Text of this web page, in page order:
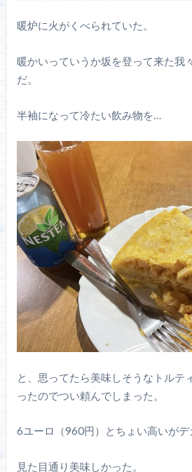
暖炉に火がくべられていた。
暖かいっていうか坂を登って来た我
だ。
半袖になって冷たい飲み物を…
と、思ってたら美味しそうなトルテ
ったのでつい頼んでしまった。
6ユーロ（960円）とちょい高いがデ
見た目通り美味しかった。